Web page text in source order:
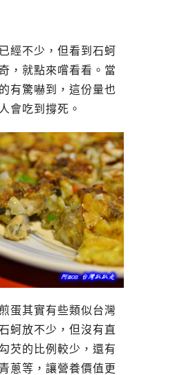
經不少，但看到石蚵
，就點來嚐看看。當
有驚嚇到，這份量也
會吃到撐死。
蛋其實有些類似台灣
蚵放不少，但沒有直
芡的比例較少，還有
蔥等，讓營養價值更